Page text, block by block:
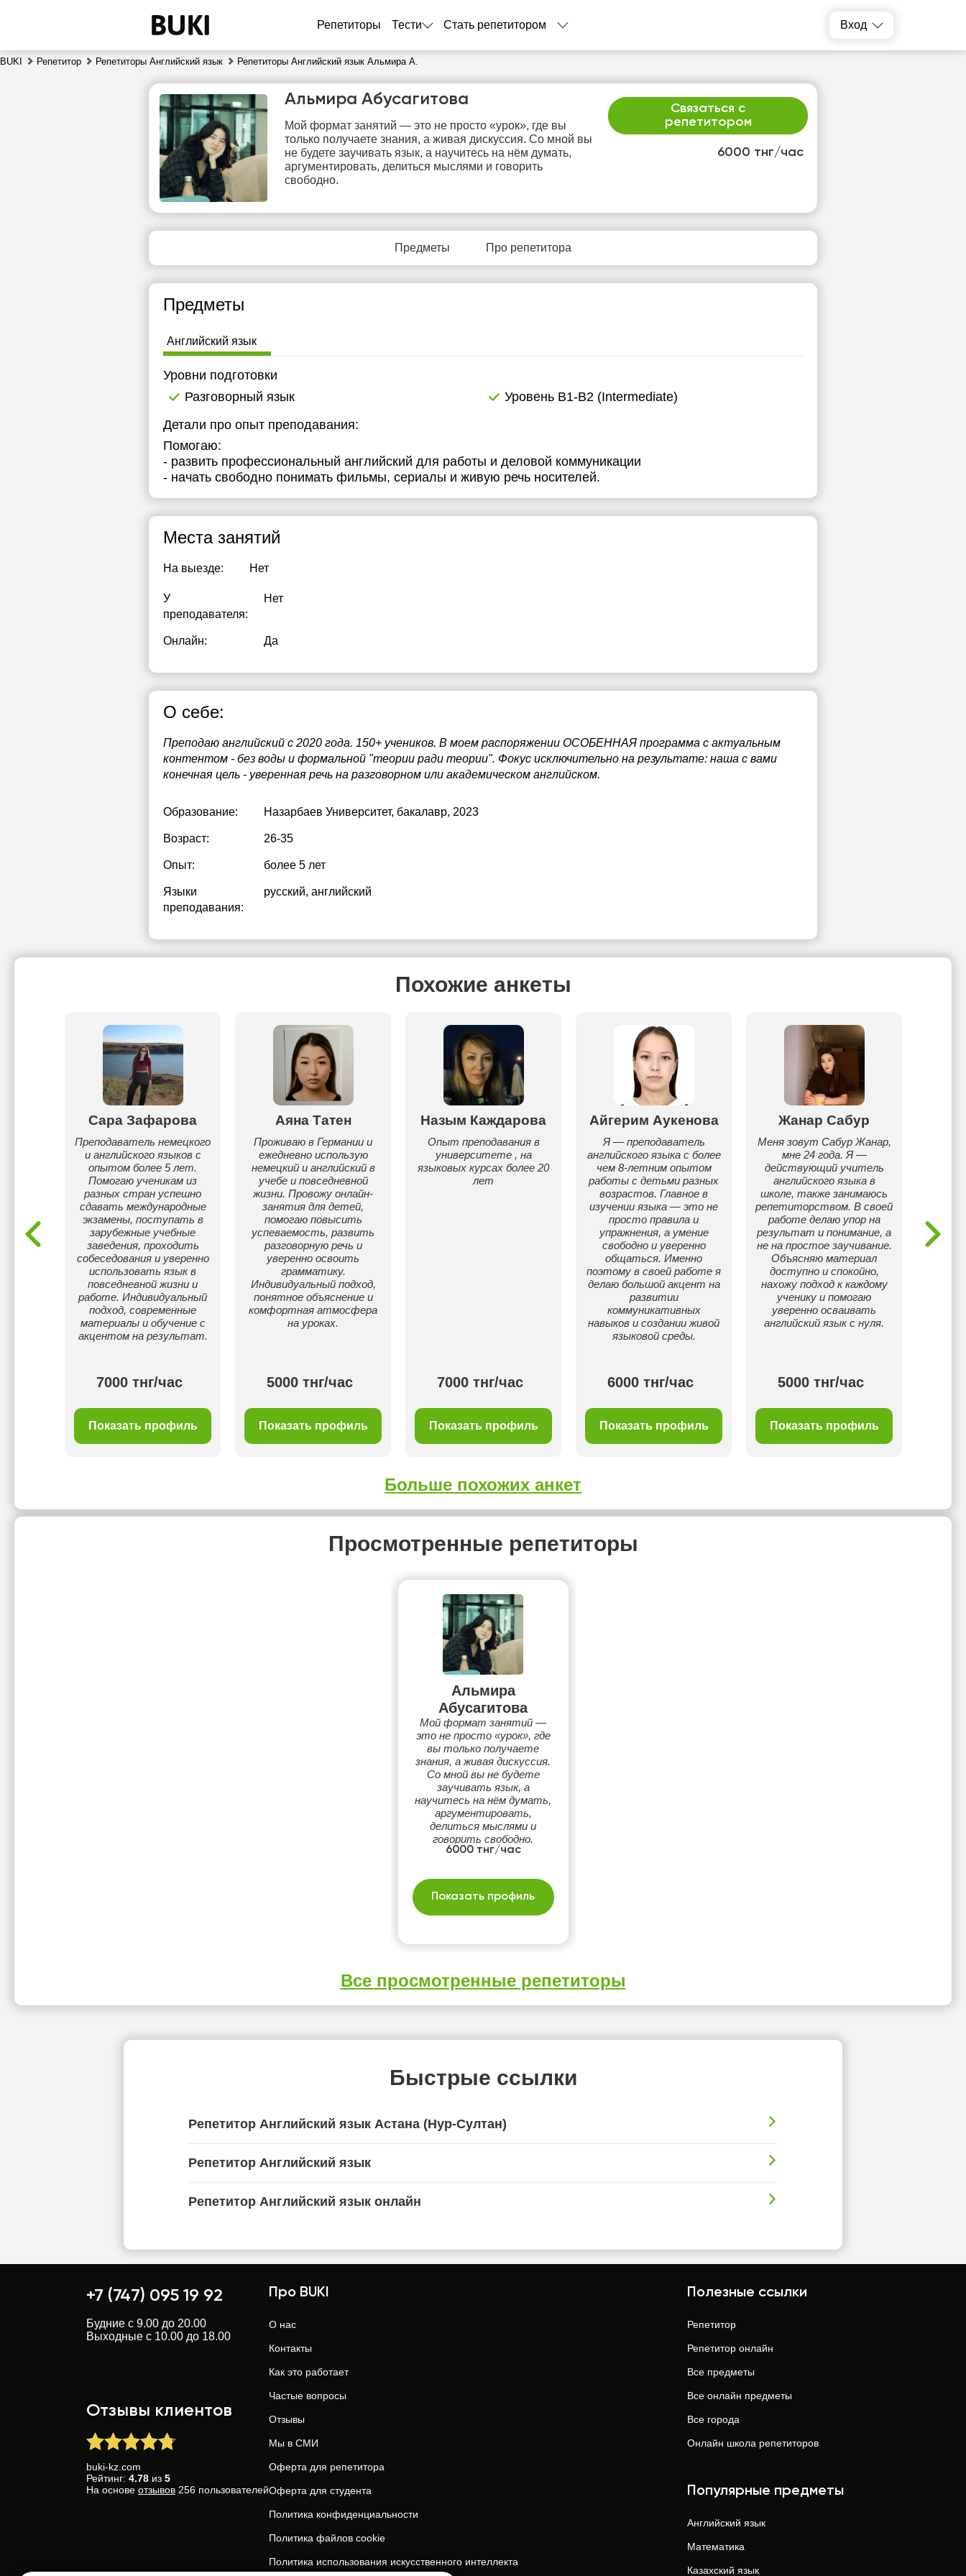
Репетиторы Тести Стать репетитором Вход
BUKI Репетитор Репетиторы Английский язык Репетиторы Английский язык Альмира А.
6000 тнг/час
Связаться с
репетитором
Альмира Абусагитова
Мой формат занятий — это не просто «урок», где вы
только получаете знания, а живая дискуссия. Со мной вы
не будете заучивать язык, а научитесь на нём думать,
аргументировать, делиться мыслями и говорить
свободно.
Предметы Про репетитора
Предметы
Английский язык
Уровни подготовки
Разговорный язык
Уровень B1-B2 (Intermediate)
Детали про опыт преподавания:
Помогаю:
- развить профессиональный английский для работы и деловой коммуникации
- начать свободно понимать фильмы, сериалы и живую речь носителей.
Места занятий
На выезде: Нет
У
преподавателя:
Нет
Онлайн: Да
О себе:
Преподаю английский с 2020 года. 150+ учеников. В моем распоряжении ОСОБЕННАЯ программа с актуальным
контентом - без воды и формальной "теории ради теории". Фокус исключительно на результате: наша с вами
конечная цель - уверенная речь на разговорном или академическом английском.
Образование: Назарбаев Университет, бакалавр, 2023
Возраст: 26-35
Опыт: более 5 лет
Языки
преподавания:
русский, английский
Похожие анкеты
к
Сара Зафарова
Преподаватель немецкого
и английского языков с
опытом более 5 лет.
Помогаю ученикам из
разных стран успешно
сдавать международные
экзамены, поступать в
зарубежные учебные
заведения, проходить
собеседования и уверенно
использовать язык в
повседневной жизни и
работе. Индивидуальный
подход, современные
материалы и обучение с
акцентом на результат.
7000 тнг/час
Показать профиль
Аяна Татен
Проживаю в Германии и
ежедневно использую
немецкий и английский в
учебе и повседневной
жизни. Провожу онлайн-
занятия для детей,
помогаю повысить
успеваемость, развить
разговорную речь и
уверенно освоить
грамматику.
Индивидуальный подход,
понятное объяснение и
комфортная атмосфера
на уроках.
5000 тнг/час
Показать профиль
Назым Каждарова
Опыт преподавания в
университете , на
языковых курсах более 20
лет
7000 тнг/час
Показать профиль
Айгерим Аукенова
Я — преподаватель
английского языка с более
чем 8-летним опытом
работы с детьми разных
возрастов. Главное в
изучении языка — это не
просто правила и
упражнения, а умение
свободно и уверенно
общаться. Именно
поэтому в своей работе я
делаю большой акцент на
развитии
коммуникативных
навыков и создании живой
языковой среды.
6000 тнг/час
Показать профиль
Жанар Сабур
Меня зовут Сабур Жанар,
мне 24 года. Я —
действующий учитель
английского языка в
школе, также занимаюсь
репетиторством. В своей
работе делаю упор на
результат и понимание, а
не на простое заучивание.
Объясняю материал
доступно и спокойно,
нахожу подход к каждому
ученику и помогаю
уверенно осваивать
английский язык с нуля.
5000 тнг/час
Показать профиль
Больше похожих анкет
Просмотренные репетиторы
Альмира
Абусагитова
Мой формат занятий —
это не просто «урок», где
вы только получаете
знания, а живая дискуссия.
Со мной вы не будете
заучивать язык, а
научитесь на нём думать,
аргументировать,
делиться мыслями и
говорить свободно.
6000 тнг/час
Показать профиль
Все просмотренные репетиторы
Быстрые ссылки
Репетитор Английский язык Астана (Нур-Султан)
Репетитор Английский язык
Репетитор Английский язык онлайн
чт
6
7
8
9
10
11
12
свободных
10:30
13:00
14:00
Нет
свободных
Нет
свободных
Нет
свободных
свободных
свободных
+7 (747) 095 19 92
Будние с 9.00 до 20.00
Выходные с 10.00 до 18.00
Отзывы клиентов
buki-kz.com
Рейтинг: 4.78 из 5
На основе отзывов 256 пользователей
Про BUKI
О нас
Контакты
Как это работает
Частые вопросы
Отзывы
Мы в СМИ
Оферта для репетитора
Оферта для студента
Политика конфиденциальности
Политика файлов cookie
Политика использования искусственного интеллекта
Полезные ссылки
Репетитор
Репетитор онлайн
Все предметы
Все онлайн предметы
Все города
Онлайн школа репетиторов
Популярные предметы
Английский язык
Математика
Казахский язык